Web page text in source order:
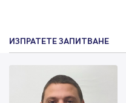
ИЗПРАТЕТЕ ЗАПИТВАНЕ